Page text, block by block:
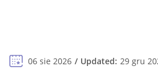
06 sie 2026 Updated: 29 gru